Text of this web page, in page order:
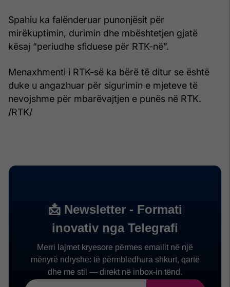
Spahiu ka falënderuar punonjësit për
mirëkuptimin, durimin dhe mbështetjen gjatë
kësaj “periudhe sfiduese për RTK-në”.
Menaxhmenti i RTK-së ka bërë të ditur se është
duke u angazhuar për sigurimin e mjeteve të
nevojshme për mbarëvajtjen e punës në RTK.
/RTK/